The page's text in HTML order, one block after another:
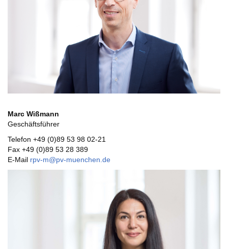
Marc Wißmann
Geschäftsführer
Telefon +49 (0)89 53 98 02-21
Fax +49 (0)89 53 28 389
E-Mail rpv-m@pv-muenchen.de